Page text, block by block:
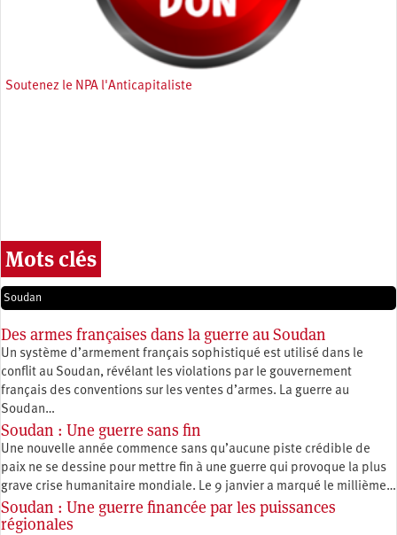
Soutenez le NPA l'Anticapitaliste
Mots clés
Soudan
Des armes françaises dans la guerre au Soudan
Un système d’armement français sophistiqué est utilisé dans le
conflit au Soudan, révélant les violations par le gouvernement
français des conventions sur les ventes d’armes. La guerre au
Soudan…
Soudan : Une guerre sans fin
Une nouvelle année commence sans qu’aucune piste crédible de
paix ne se dessine pour mettre fin à une guerre qui provoque la plus
grave crise humanitaire mondiale. Le 9 janvier a marqué le millième…
Soudan : Une guerre financée par les puissances
régionales